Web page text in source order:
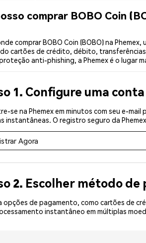
comprar BOBO Coin
comprar BOBO Coin (BOBO) na
cartões de crédito, débito,
anti-phishing, a Phemex é o lugar
1. Configure uma
se na Phemex em minutos com seu e-
instantâneas. O registro seguro da
Agora
2. Escolher método
opções de pagamento, como cartões de
instantâneo em múltiplas